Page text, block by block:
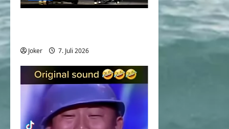
Joker 7. Juli 2026